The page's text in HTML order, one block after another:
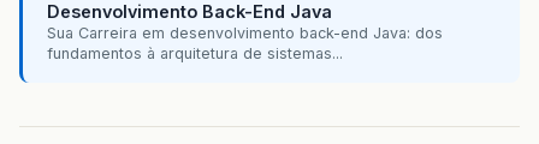
Desenvolvimento Back-End Java
Sua Carreira em desenvolvimento back-end Java: dos
fundamentos à arquitetura de sistemas...